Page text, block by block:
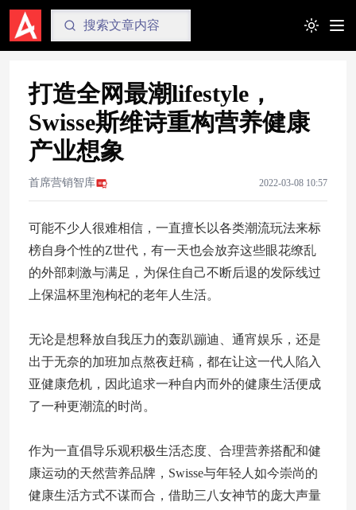
Toggle
打造全网最潮lifestyle，
Swisse斯维诗重构营养健康
产业想象
首席营销智库 2022-03-08 10:57
可能不少人很难相信，一直擅长以各类潮流玩法来标
榜自身个性的Z世代，有一天也会放弃这些眼花缭乱
的外部刺激与满足，为保住自己不断后退的发际线过
上保温杯里泡枸杞的老年人生活。
无论是想释放自我压力的轰趴蹦迪、通宵娱乐，还是
出于无奈的加班加点熬夜赶稿，都在让这一代人陷入
亚健康危机，因此追求一种自内而外的健康生活便成
了一种更潮流的时尚。
作为一直倡导乐观积极生活态度、合理营养搭配和健
康运动的天然营养品牌，Swisse与年轻人如今崇尚的
健康生活方式不谋而合，借助三八女神节的庞大声量